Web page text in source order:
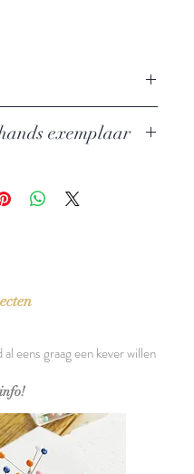
Arbeiderspers
(verschenen in
- 1949)
1986
280
exemplaar
eens graag een kever willen